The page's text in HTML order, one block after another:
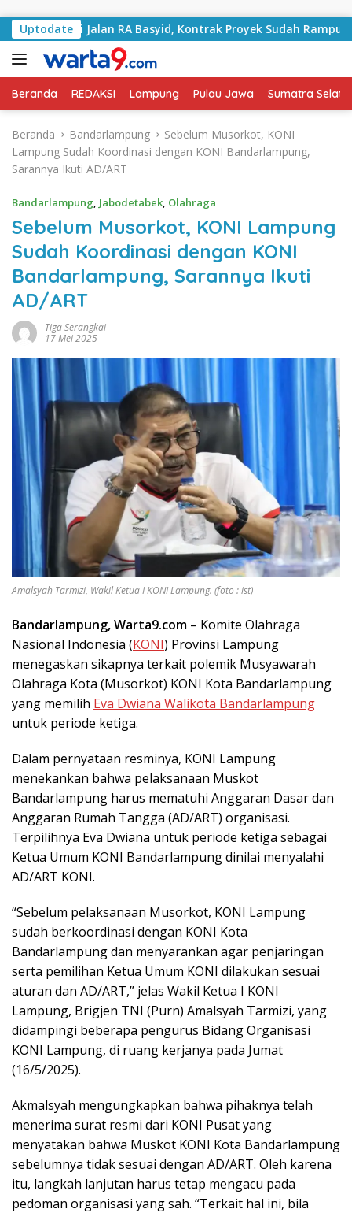
Uptodate
Jalan RA Basyid, Kontrak Proyek Sudah Rampung
Beranda REDAKSI Lampung Pulau Jawa Sumatra
Beranda Bandarlampung
Sebelum Musorkot, KONI
Lampung Sudah Koordinasi dengan KONI Bandarlampung,
Sarannya Ikuti AD/ART
Bandarlampung, Jabodetabek, Olahraga
Sebelum Musorkot, KONI Lampung
Sudah Koordinasi dengan KONI
Bandarlampung, Sarannya Ikuti
AD/ART
Tiga Serangkai
17 Mei 2025
Amalsyah Tarmizi, Wakil Ketua I KONI Lampung. (foto : ist)
Bandarlampung, Warta9.com – Komite Olahraga
Nasional Indonesia (KONI) Provinsi Lampung
menegaskan sikapnya terkait polemik Musyawarah
Olahraga Kota (Musorkot) KONI Kota Bandarlampung
yang memilih Eva Dwiana Walikota Bandarlampung
untuk periode ketiga.
Dalam pernyataan resminya, KONI Lampung
menekankan bahwa pelaksanaan Muskot
Bandarlampung harus mematuhi Anggaran Dasar dan
Anggaran Rumah Tangga (AD/ART) organisasi.
Terpilihnya Eva Dwiana untuk periode ketiga sebagai
Ketua Umum KONI Bandarlampung dinilai menyalahi
AD/ART KONI.
“Sebelum pelaksanaan Musorkot, KONI Lampung
sudah berkoordinasi dengan KONI Kota
Bandarlampung dan menyarankan agar penjaringan
serta pemilihan Ketua Umum KONI dilakukan sesuai
aturan dan AD/ART,” jelas Wakil Ketua I KONI
Lampung, Brigjen TNI (Purn) Amalsyah Tarmizi, yang
didampingi beberapa pengurus Bidang Organisasi
KONI Lampung, di ruang kerjanya pada Jumat
(16/5/2025).
Akmalsyah mengungkapkan bahwa pihaknya telah
menerima surat resmi dari KONI Pusat yang
menyatakan bahwa Muskot KONI Kota Bandarlampung
sebelumnya tidak sesuai dengan AD/ART. Oleh karena
itu, langkah lanjutan harus tetap mengacu pada
pedoman organisasi yang sah. “Terkait hal ini, bila